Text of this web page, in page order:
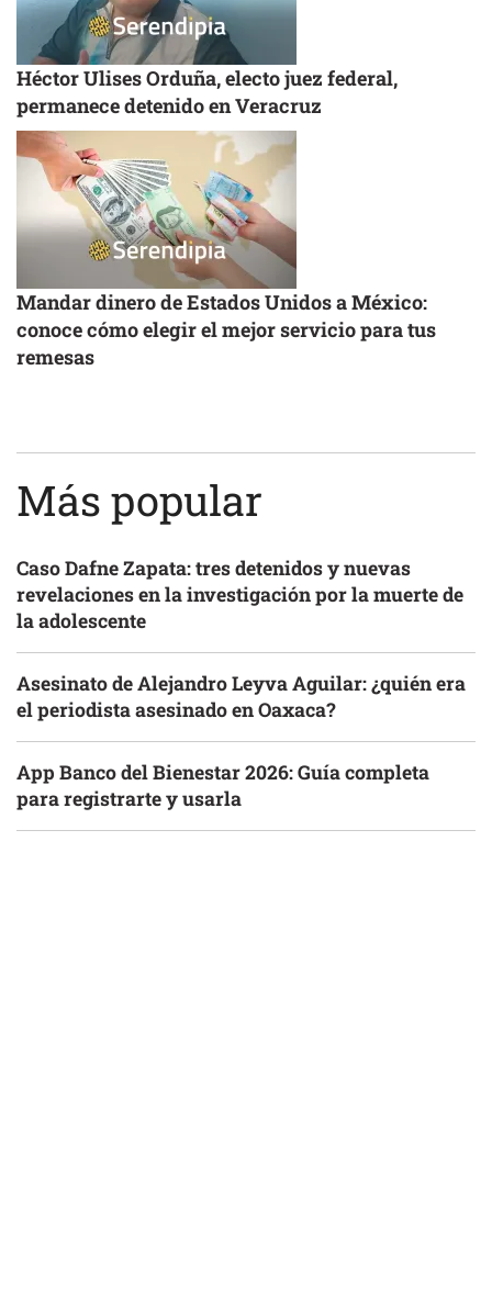
Héctor Ulises Orduña, electo juez federal,
permanece detenido en Veracruz
Mandar dinero de Estados Unidos a México:
conoce cómo elegir el mejor servicio para tus
remesas
Más popular
Caso Dafne Zapata: tres detenidos y nuevas
revelaciones en la investigación por la muerte de
la adolescente
Asesinato de Alejandro Leyva Aguilar: ¿quién era
el periodista asesinado en Oaxaca?
App Banco del Bienestar 2026: Guía completa
para registrarte y usarla